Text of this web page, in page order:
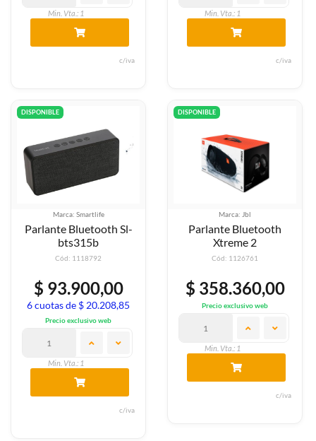
Min. Vta.: 1
c/iva
Min. Vta.: 1
c/iva
DISPONIBLE
Marca: Smartlife
Parlante Bluetooth Sl-
bts315b
Cód: 1118792
$ 93.900,00
6 cuotas de $ 20.208,85
Precio exclusivo web
Min. Vta.: 1
c/iva
DISPONIBLE
Marca: Jbl
Parlante Bluetooth
Xtreme 2
Cód: 1126761
$ 358.360,00
Precio exclusivo web
Min. Vta.: 1
c/iva